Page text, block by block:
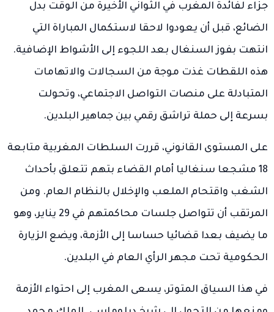
جزاء لفائدة المغرب في الثواني الأخيرة من الوقت بدل
الضائع، قبل أن يعودوا لاحقا لاستكمال المباراة التي
انتهت بفوز السنغال بعد اللجوء إلى الأشواط الإضافية.
هذه اللقطات غذت موجة من السجالات والاتهامات
المتبادلة على منصات التواصل الاجتماعي، وتحولت
بسرعة إلى حملة تراشق رقمي بين جماهير البلدين.
على المستوى القانوني، قررت السلطات المغربية متابعة
18 مشجعا سنغاليا أمام القضاء بتهم تتعلق بأحداث
الشغب واقتحام الملعب والإخلال بالنظام العام. ومن
المرتقب أن تتواصل جلسات محاكمتهم في 29 يناير، وهو
ما يضيف بعدا قضائيا حساسا إلى الأزمة، ويضع الزيارة
الحكومية تحت مجهر الرأي العام في البلدين.
في هذا السياق المتوتر، يسعى المغرب إلى احتواء الأزمة